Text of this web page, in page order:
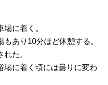
に着く。
あり10分ほど休憩する。
た。
場に着く頃には曇りに変わ